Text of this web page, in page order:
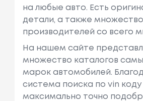
на любые авто. Есть
детали, а также
производителей со всего
На нашем сайте
множество каталогов
марок автомобилей.
система поиска по vin коду
максимально точно